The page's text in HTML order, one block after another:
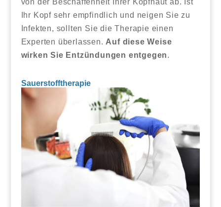
Ihr Kopf sehr empfindlich und neigen Sie zu
Infekten, sollten Sie die Therapie einen
Experten überlassen. Auf diese Weise
wirken Sie Entzündungen entgegen.
Sauerstofftherapie